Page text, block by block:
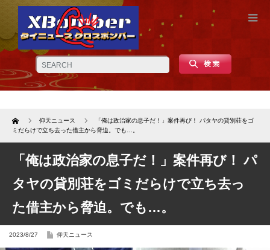
Home 仰天ニュース
「俺は政治家の息子だ！」案件再び！ パタヤの貸別荘をゴ
ミだらけで立ち去った借主から脅迫。でも…。
「俺は政治家の息子だ！」案件再び！ パ
タヤの貸別荘をゴミだらけで立ち去っ
た借主から脅迫。でも…。
2023/8/27 仰天ニュース